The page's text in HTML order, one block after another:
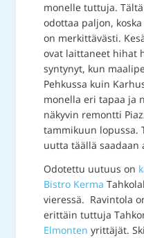
monelle tuttuja.
odottaa paljon,
on merkittävästi.
ovat laittaneet hihat
syntynyt, kun
Pehkussa kuin
monella eri tapaa ja
näkyvin remontti
tammikuun lopussa.
uutta täällä saadaan
Odotettu uutuus on
Bistro Kerma
vieressä. Ravintola
erittäin tuttuja
Elmonten yrittäjät.